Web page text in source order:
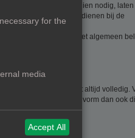
U kan deze, indien nodig,
kan u klacht indienen bij de
gegevens vindt u in het algemeen
de beknoptheid niet altijd volledig.
schade van welke vorm dan ook
for the
media
Accept All